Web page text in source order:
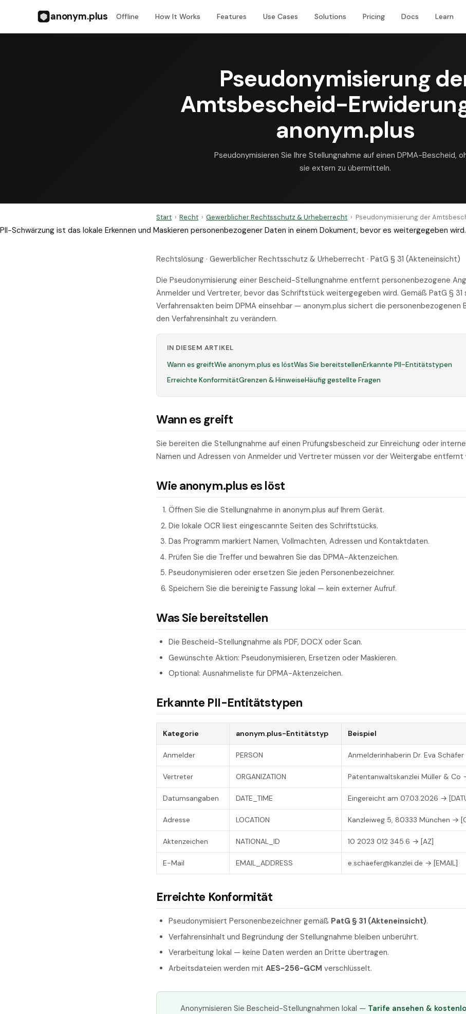
anonym.plus Offline How It Works Features Use Cases Solutions Pricing Docs Learn
Pseudonymisierung
Amtsbescheid-
anonym.plus
Pseudonymisieren Sie Ihre Stellungnahme auf einen DPMA-Bescheid,
sie extern zu übermitteln.
Start › Recht › Gewerblicher Rechtsschutz & Urheberrecht › Pseudonymisierung der
PII-Schwärzung ist das lokale Erkennen und Maskieren personenbezogener Daten in einem Dokument, bevor es weitergegeben wird.
Rechtslösung · Gewerblicher Rechtsschutz & Urheberrecht · PatG § 31 (Akteneinsicht)
Die Pseudonymisierung einer Bescheid-Stellungnahme entfernt personenbezogene
Anmelder und Vertreter, bevor das Schriftstück weitergegeben wird. Gemäß PatG § 31
Verfahrensakten beim DPMA einsehbar — anonym.plus sichert die personenbezogenen
den Verfahrensinhalt zu verändern.
IN DIESEM ARTIKEL
Wann es greiftWie anonym.plus es löstWas Sie bereitstellenErkannte PII-Entitätstypen
Erreichte KonformitätGrenzen & HinweiseHäufig gestellte Fragen
Wann es greift
Sie bereiten die Stellungnahme auf einen Prüfungsbescheid zur Einreichung oder
Namen und Adressen von Anmelder und Vertreter müssen vor der Weitergabe entfernt
Wie anonym.plus es löst
Öffnen Sie die Stellungnahme in anonym.plus auf Ihrem Gerät.
Die lokale OCR liest eingescannte Seiten des Schriftstücks.
Das Programm markiert Namen, Vollmachten, Adressen und Kontaktdaten.
Prüfen Sie die Treffer und bewahren Sie das DPMA-Aktenzeichen.
Pseudonymisieren oder ersetzen Sie jeden Personenbezeichner.
Speichern Sie die bereinigte Fassung lokal — kein externer Aufruf.
Was Sie bereitstellen
Die Bescheid-Stellungnahme als PDF, DOCX oder Scan.
Gewünschte Aktion: Pseudonymisieren, Ersetzen oder Maskieren.
Optional: Ausnahmeliste für DPMA-Aktenzeichen.
Erkannte PII-Entitätstypen
Kategorie anonym.plus-Entitätstyp Beispiel
Anmelder PERSON Anmelderinhaberin Dr. Eva Schäfer
Vertreter ORGANIZATION Patentanwaltskanzlei Müller & Co
Datumsangaben DATE_TIME Eingereicht am 07.03.2026 →
Adresse LOCATION Kanzleiweg 5, 80333 München →
Aktenzeichen NATIONAL_ID 10 2023 012 345.6 → [AZ]
E-Mail EMAIL_ADDRESS e.schaefer@kanzlei.de → [EMAIL]
Erreichte Konformität
Pseudonymisiert Personenbezeichner gemäß PatG § 31 (Akteneinsicht).
Verfahrensinhalt und Begründung der Stellungnahme bleiben unberührt.
Verarbeitung lokal — keine Daten werden an Dritte übertragen.
Arbeitsdateien werden mit AES-256-GCM verschlüsselt.
Anonymisieren Sie Bescheid-Stellungnahmen lokal — Tarife ansehen &